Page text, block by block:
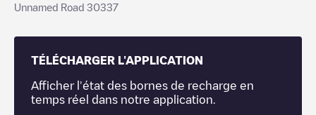
Unnamed Road 30337
TÉLÉCHARGER L'APPLICATION
Afficher l'état des bornes de recharge en
temps réel dans notre application.